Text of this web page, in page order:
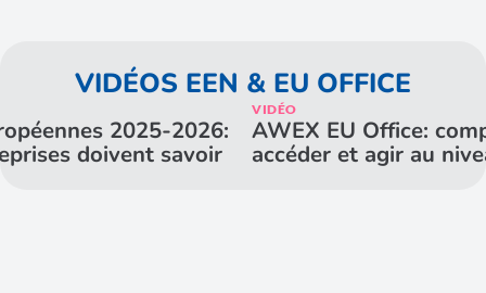
VIDÉOS EEN & EU OFFICE
2025-2026:
doivent savoir
VIDÉO
AWEX EU Office:
accéder et agir au